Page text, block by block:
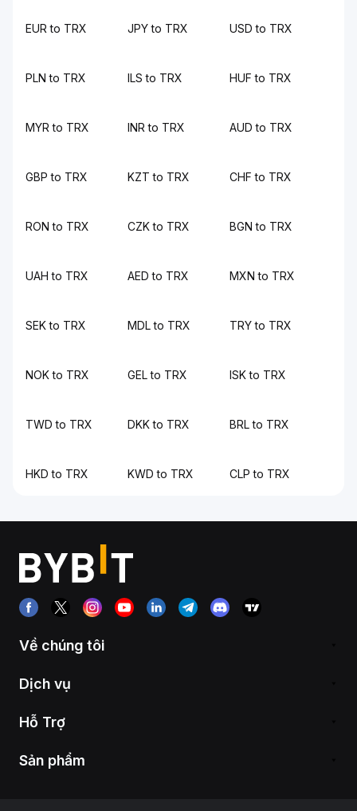
EUR to TRX JPY to TRX USD to TRX
PLN to TRX ILS to TRX HUF to TRX
MYR to TRX INR to TRX AUD to TRX
GBP to TRX KZT to TRX CHF to TRX
RON to TRX CZK to TRX BGN to TRX
UAH to TRX AED to TRX MXN to TRX
SEK to TRX MDL to TRX TRY to TRX
NOK to TRX GEL to TRX ISK to TRX
TWD to TRX DKK to TRX BRL to TRX
HKD to TRX KWD to TRX CLP to TRX
Về chúng tôi
Dịch vụ
Hỗ Trợ
Sản phẩm